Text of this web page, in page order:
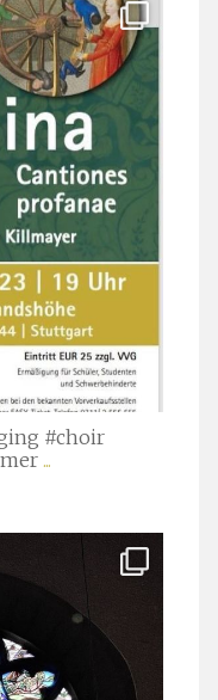
#choir
...